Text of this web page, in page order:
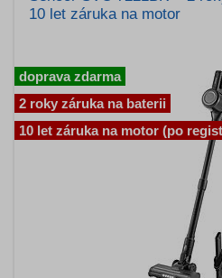
10 let záruka na motor
doprava zdarma
2 roky záruka na baterii
10 let záruka na motor (po